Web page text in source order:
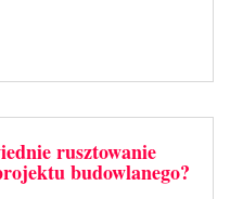
rusztowanie
budowlanego?